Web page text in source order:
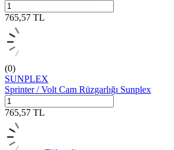
765,57 TL
(0)
SUNPLEX
Sprinter / Volt Cam Rüzgarlığı Sunplex
765,57 TL